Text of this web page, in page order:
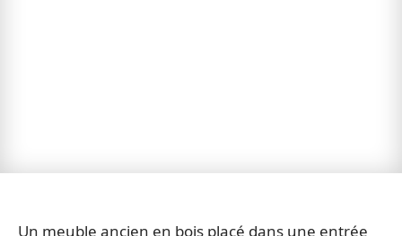
Un meuble ancien en bois placé dans une entrée